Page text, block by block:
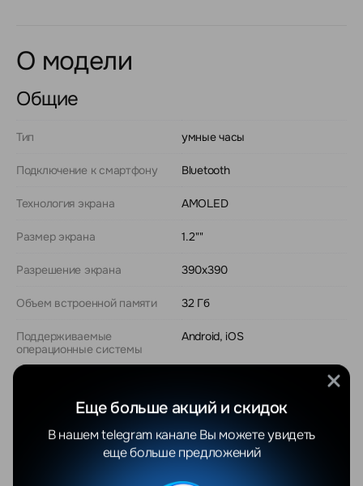
О модели
Общие
Тип умные часы
Подключение к смартфону Bluetooth
Технология экрана AMOLED
Размер экрана 1.2""
Разрешение экрана 390x390
Объем встроенной памяти 32 Гб
Поддерживаемые
операционные системы
Android, iOS
Показать ещеЕще больше акций и скидок
В нашем telegram канале Вы можете увидеть
еще больше предложений